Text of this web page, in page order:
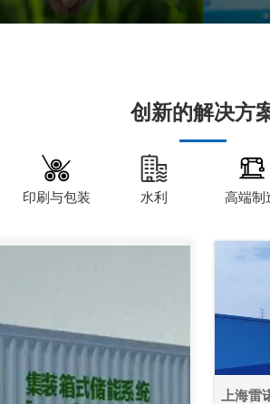
创新的解决方
印刷与包装 水利 高端制
上海雷